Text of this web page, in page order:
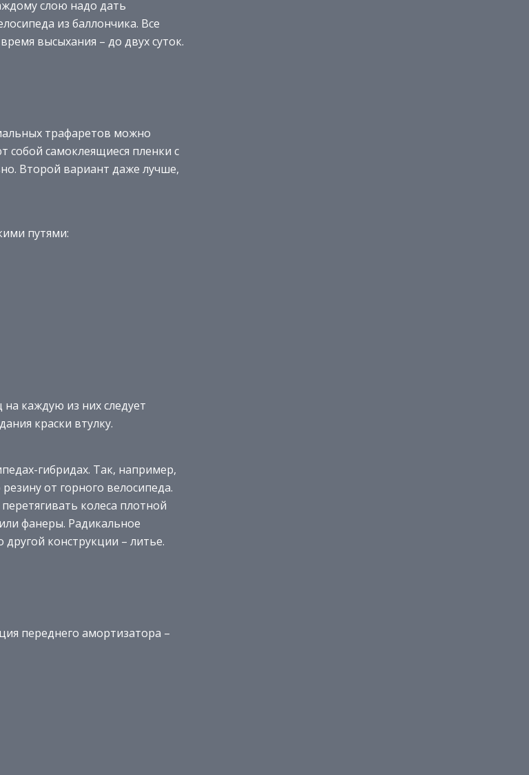
слою надо дать
из баллончика. Все
высыхания – до двух суток.
трафаретов можно
собой самоклеящиеся пленки с
Второй вариант даже лучше,
путями:
каждую из них следует
краски втулку.
гибридах. Так, например,
от горного велосипеда.
колеса плотной
фанеры. Радикальное
конструкции – литье.
переднего амортизатора –